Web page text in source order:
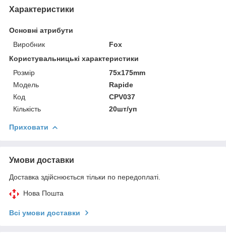
Характеристики
Основні атрибути
Виробник
Fox
Користувальницькі характеристики
Розмір
75x175mm
Модель
Rapide
Код
CPV037
Кількість
20шт/уп
Приховати
Умови доставки
Доставка здійснюється тільки по передоплаті.
Нова Пошта
Всі умови доставки